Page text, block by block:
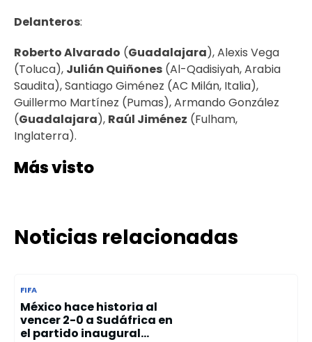
Delanteros:
Roberto Alvarado (Guadalajara), Alexis Vega
(Toluca), Julián Quiñones (Al-Qadisiyah, Arabia
Saudita), Santiago Giménez (AC Milán, Italia),
Guillermo Martínez (Pumas), Armando González
(Guadalajara), Raúl Jiménez (Fulham,
Inglaterra).
Más visto
Noticias relacionadas
FIFA
México hace historia al
vencer 2-0 a Sudáfrica en
el partido inaugural...